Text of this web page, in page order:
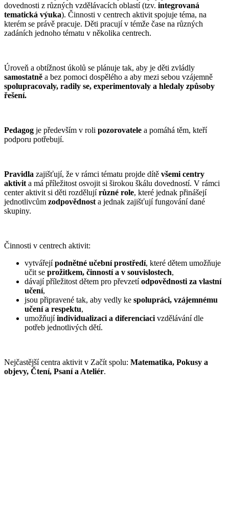
dovednosti z různých vzdělávacích oblastí (tzv. integrovaná
tematická výuka). Činnosti v centrech aktivit spojuje téma, na
kterém se právě pracuje. Děti pracují v témže čase na různých
zadáních jednoho tématu v několika centrech.
Úroveň a obtížnost úkolů se plánuje tak, aby je děti zvládly
samostatně a bez pomoci dospělého a aby mezi sebou vzájemně
spolupracovaly, radily se, experimentovaly a hledaly způsoby
řešení.
Pedagog je především v roli pozorovatele a pomáhá těm, kteří
podporu potřebují.
Pravidla zajišťují, že v rámci tématu projde dítě všemi centry
aktivit a má příležitost osvojit si širokou škálu dovedností. V rámci
center aktivit si děti rozdělujírůzné role, které jednak přinášejí
jednotlivcům zodpovědnost a jednak zajišťují fungování dané
skupiny.
Činnosti v centrech aktivit:
vytvářejípodnětné učební prostředí, které dětem umožňuje
učit se prožitkem, činností a v souvislostech,
dávají příležitost dětem pro převzetíodpovědnosti za vlastní
učení,
jsou připravené tak, aby vedly ke spolupráci, vzájemnému
učení a respektu,
umožňujíindividualizaci a diferenciaci vzdělávání dle
potřeb jednotlivých dětí.
Nejčastější centra aktivit v Začít spolu: Matematika, Pokusy a
objevy, Čtení, Psaní a Ateliér.